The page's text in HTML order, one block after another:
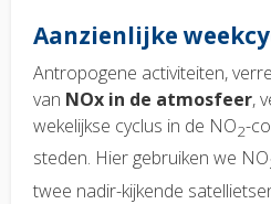
Body
Aanzienlijke
Antropogene activiteiten,
van NOx in de atmosfeer,
wekelijkse cyclus in de NO2-
steden. Hier gebruiken we NO
twee nadir-kijkende